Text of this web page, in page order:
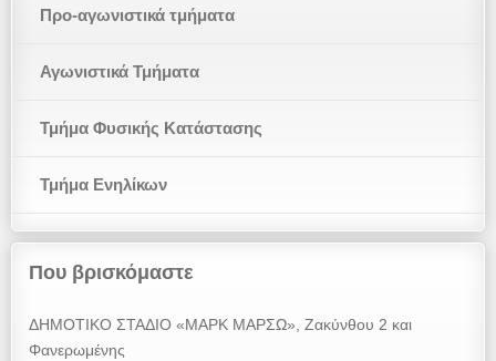
Προ-αγωνιστικά τμήματα
Αγωνιστικά Τμήματα
Τμήμα Φυσικής Κατάστασης
Τμήμα Ενηλίκων
Που βρισκόμαστε
ΔΗΜΟΤΙΚΟ ΣΤΑΔΙΟ «ΜΑΡΚ ΜΑΡΣΩ», Ζακύνθου 2 και
Φανερωμένης